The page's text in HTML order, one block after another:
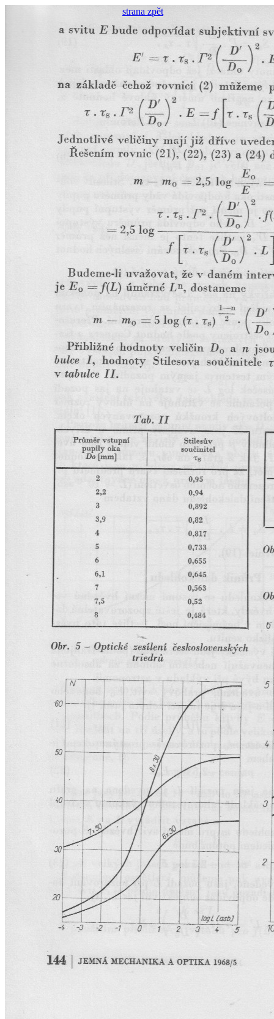
strana zpět